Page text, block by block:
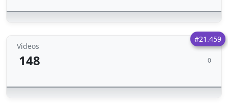
#21.459
Videos
148 0